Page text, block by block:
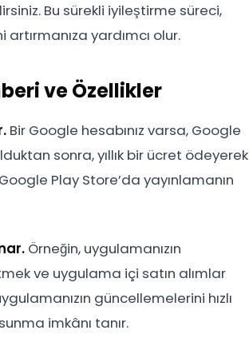
Bu sürekli iyileştirme süreci,
yardımcı olur.
ve Özellikler
Bir Google hesabınız varsa, Google
sonra, yıllık bir ücret ödeyerek
Play Store’da yayınlamanın
Örneğin, uygulamanızın
ve uygulama içi satın alımlar
güncellemelerini hızlı
imkânı tanır.